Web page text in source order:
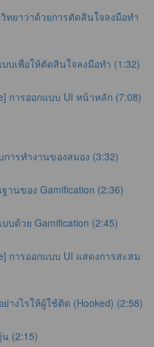
ทยาว่าด้วยการตัดสินใจลงมือทำ
บเพื่อให้ตัดสินใจลงมือทำ (1:32)
การออกแบบ UI หน้าหลัก (7:08)
การทำงานของสมอง (3:32)
านของ Gamification (2:36)
บด้วย Gamification (2:45)
การออกแบบ UI แสดงการสะสม
างไรให้ผู้ใช้ติด (Hooked) (2:58)
(2:15)